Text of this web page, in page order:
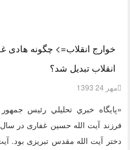
خوارج انقلاب=> چگونه
انقلاب تبدیل شد؟
مهر 24 1393
«پايگاه خبري تحليلي رئيس
دختر آیت الله مقدس تبریزی بود.